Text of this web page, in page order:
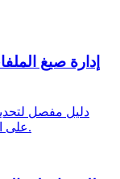
إدارة صيغ
دليل مفصل
على الدقة وإمكانية الوصول وتأمين مستقبل بياناتك.